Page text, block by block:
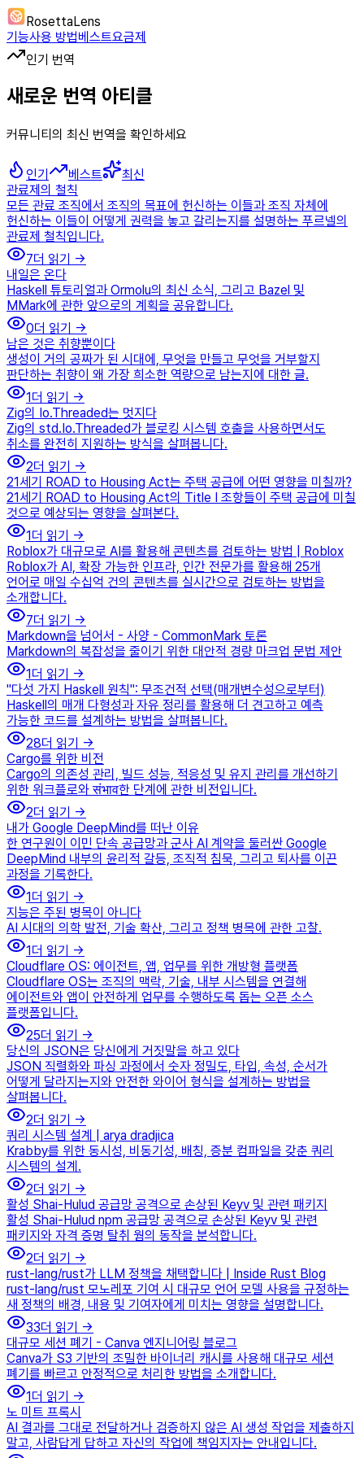
RosettaLens
기능사용 방법베스트요금제
인기 번역
새로운 번역 아티클
커뮤니티의 최신 번역을 확인하세요
인기 베스트
최신
관료제의 철칙
모든 관료 조직에서 조직의 목표에 헌신하는 이들과 조직 자체에
헌신하는 이들이 어떻게 권력을 놓고 갈리는지를 설명하는 푸르넬의
관료제 철칙입니다.
7더 읽기 →
내일은 온다
Haskell 튜토리얼과 Ormolu의 최신 소식, 그리고 Bazel 및
MMark에 관한 앞으로의 계획을 공유합니다.
0더 읽기 →
남은 것은 취향뿐이다
생성이 거의 공짜가 된 시대에, 무엇을 만들고 무엇을 거부할지
판단하는 취향이 왜 가장 희소한 역량으로 남는지에 대한 글.
1더 읽기 →
Zig의 Io.Threaded는 멋지다
Zig의 std.Io.Threaded가 블로킹 시스템 호출을 사용하면서도
취소를 완전히 지원하는 방식을 살펴봅니다.
2더 읽기 →
21세기 ROAD to Housing Act는 주택 공급에 어떤 영향을 미칠까?
21세기 ROAD to Housing Act의 Title I 조항들이 주택 공급에 미칠
것으로 예상되는 영향을 살펴본다.
1더 읽기 →
Roblox가 대규모로 AI를 활용해 콘텐츠를 검토하는 방법 | Roblox
Roblox가 AI, 확장 가능한 인프라, 인간 전문가를 활용해 25개
언어로 매일 수십억 건의 콘텐츠를 실시간으로 검토하는 방법을
소개합니다.
7더 읽기 →
Markdown을 넘어서 - 사양 - CommonMark 토론
Markdown의 복잡성을 줄이기 위한 대안적 경량 마크업 문법 제안
1더 읽기 →
"다섯 가지 Haskell 원칙": 무조건적 선택(매개변수성으로부터)
Haskell의 매개 다형성과 자유 정리를 활용해 더 견고하고 예측
가능한 코드를 설계하는 방법을 살펴봅니다.
28더 읽기 →
Cargo를 위한 비전
Cargo의 의존성 관리, 빌드 성능, 적응성 및 유지 관리를 개선하기
위한 워크플로와 संभाव한 단계에 관한 비전입니다.
2더 읽기 →
내가 Google DeepMind를 떠난 이유
한 연구원이 이민 단속 공급망과 군사 AI 계약을 둘러싼 Google
DeepMind 내부의 윤리적 갈등, 조직적 침묵, 그리고 퇴사를 이끈
과정을 기록한다.
1더 읽기 →
지능은 주된 병목이 아니다
AI 시대의 의학 발전, 기술 확산, 그리고 정책 병목에 관한 고찰.
1더 읽기 →
Cloudflare OS: 에이전트, 앱, 업무를 위한 개방형 플랫폼
Cloudflare OS는 조직의 맥락, 기술, 내부 시스템을 연결해
에이전트와 앱이 안전하게 업무를 수행하도록 돕는 오픈 소스
플랫폼입니다.
25더 읽기 →
당신의 JSON은 당신에게 거짓말을 하고 있다
JSON 직렬화와 파싱 과정에서 숫자 정밀도, 타입, 속성, 순서가
어떻게 달라지는지와 안전한 와이어 형식을 설계하는 방법을
살펴봅니다.
2더 읽기 →
쿼리 시스템 설계 | arya dradjica
Krabby를 위한 동시성, 비동기성, 배칭, 증분 컴파일을 갖춘 쿼리
시스템의 설계.
2더 읽기 →
활성 Shai-Hulud 공급망 공격으로 손상된 Keyv 및 관련 패키지
활성 Shai-Hulud npm 공급망 공격으로 손상된 Keyv 및 관련
패키지와 자격 증명 탈취 웜의 동작을 분석합니다.
2더 읽기 →
rust-lang/rust가 LLM 정책을 채택합니다 | Inside Rust Blog
rust-lang/rust 모노레포 기여 시 대규모 언어 모델 사용을 규정하는
새 정책의 배경, 내용 및 기여자에게 미치는 영향을 설명합니다.
33더 읽기 →
대규모 세션 폐기 - Canva 엔지니어링 블로그
Canva가 S3 기반의 조밀한 바이너리 캐시를 사용해 대규모 세션
폐기를 빠르고 안정적으로 처리한 방법을 소개합니다.
1더 읽기 →
노 미트 프록시
AI 결과를 그대로 전달하거나 검증하지 않은 AI 생성 작업을 제출하지
말고, 사람답게 답하고 자신의 작업에 책임지자는 안내입니다.